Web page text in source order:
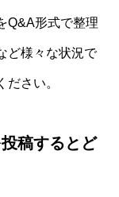
Q&A形式で整理
ど様々な状況で
さい。
稿するとど